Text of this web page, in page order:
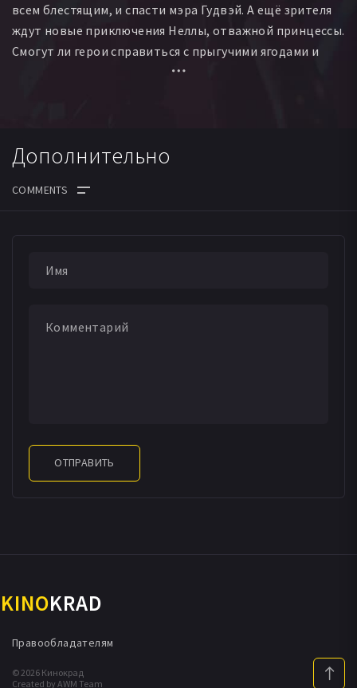
всем блестящим, и спасти мэра Гудвэй. А ещё зрителя
ждут новые приключения Неллы, отважной принцессы.
Смогут ли герои справиться с прыгучими ягодами и
спасти королевское чаепитие?
Дополнительно
ОТПРАВИТЬ
KINOKRAD
© 2026 Кинокрад
Created by AWM Team
Правообладателям